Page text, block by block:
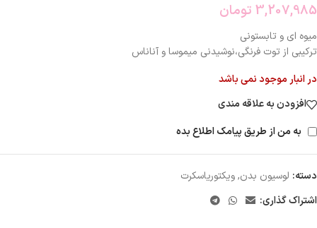
3,207,985 تومان
میوه ای و تابستونی
ترکیبی از توت فرنگی،نوشیدنی میموسا و آناناس
در انبار موجود نمی باشد
افزودن به علاقه مندی
به من از طریق پیامک اطلاع بده
دسته: لوسیون بدن,ویکتوریاسکرت
اشتراک گذاری: